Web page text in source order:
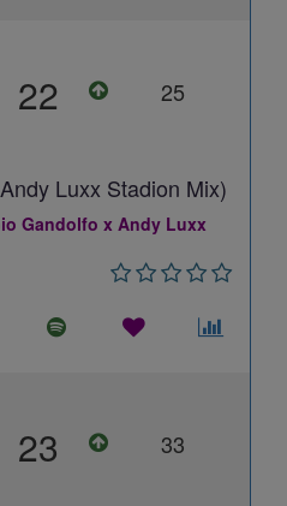
22 25
Luxx Stadion Mix)
Gandolfo x Andy Luxx
23 33